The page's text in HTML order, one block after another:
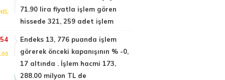
71.90 lira fiyatla işlem gören
hissede 321, 259 adet işlem
Endeks 13, 776 puanda işlem
görerek önceki kapanışının % -0,
17 altında . İşlem hacmi 173,
288.00 milyon TL de